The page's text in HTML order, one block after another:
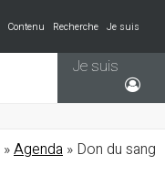
Contenu Recherche
Je suis
Je suis
»Agenda » Don du sang